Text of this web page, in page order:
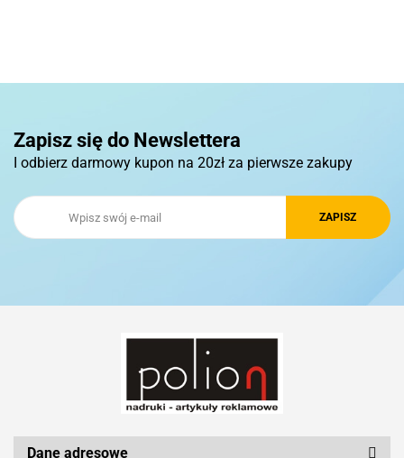
Royal Design
Silicon Power
Zapisz się do Newslettera
I odbierz darmowy kupon na 20zł za pierwsze zakupy
Dane adresowe